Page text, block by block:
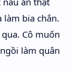
làm bia chắn.
Cô muốn
làm quân